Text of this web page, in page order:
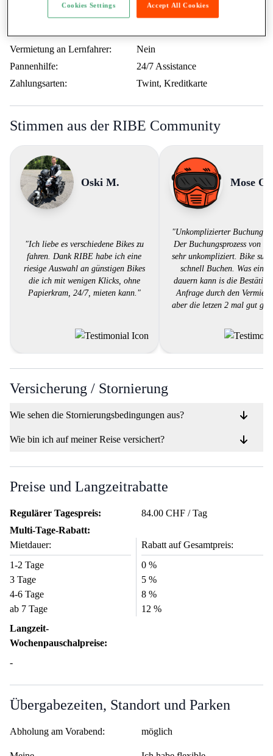
Mindestalter:
21 Jahre
Vermietung an Lernfahrer:
Nein
Pannenhilfe:
24/7 Assistance
Zahlungsarten:
Twint, Kreditkarte
Stimmen aus der RIBE Community
Oski M.
"Ich liebe es verschiedene Bikes zu
fahren. Dank RIBE habe ich eine
riesige Auswahl an günstigen Bikes
die ich mit wenigen Klicks, ohne
Papierkram, 24/7, mieten kann."
Mose O.
"Unkomplizierter
Der Buchungsprozess von
sehr unkompliziert. Bike
schnell Buchen. Was ein
dauern kann is die
Anfrage durch den
aber die letzen 2 mal gut
Versicherung / Stornierung
Wie sehen die Stornierungsbedingungen aus?
Wie bin ich auf meiner Reise versichert?
Preise und Langzeitrabatte
Regulärer Tagespreis:
84.00 CHF / Tag
Multi-Tage-Rabatt:
Mietdauer:
Rabatt auf Gesamtpreis:
1-2 Tage
0 %
3 Tage
5 %
4-6 Tage
8 %
ab 7 Tage
12 %
Langzeit-
Wochenpauschalpreise:
-
Übergabezeiten, Standort und Parken
Abholung am Vorabend: möglich
Accept All Cookies
Cookies Settings